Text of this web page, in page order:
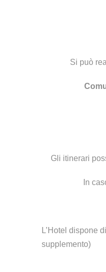
Si può
Gli itinerari
In
L’Hotel dispone
supplemento)